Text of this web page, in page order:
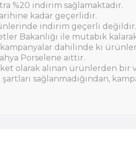
%20 indirim sağlamaktadır.
kadar geçerlidir.
indirim geçerli değildir.
Bakanlığı ile mutabık
dahilinde ki
Porselene aittir.
olarak alınan ürünlerden bir
sağlanmadığından,